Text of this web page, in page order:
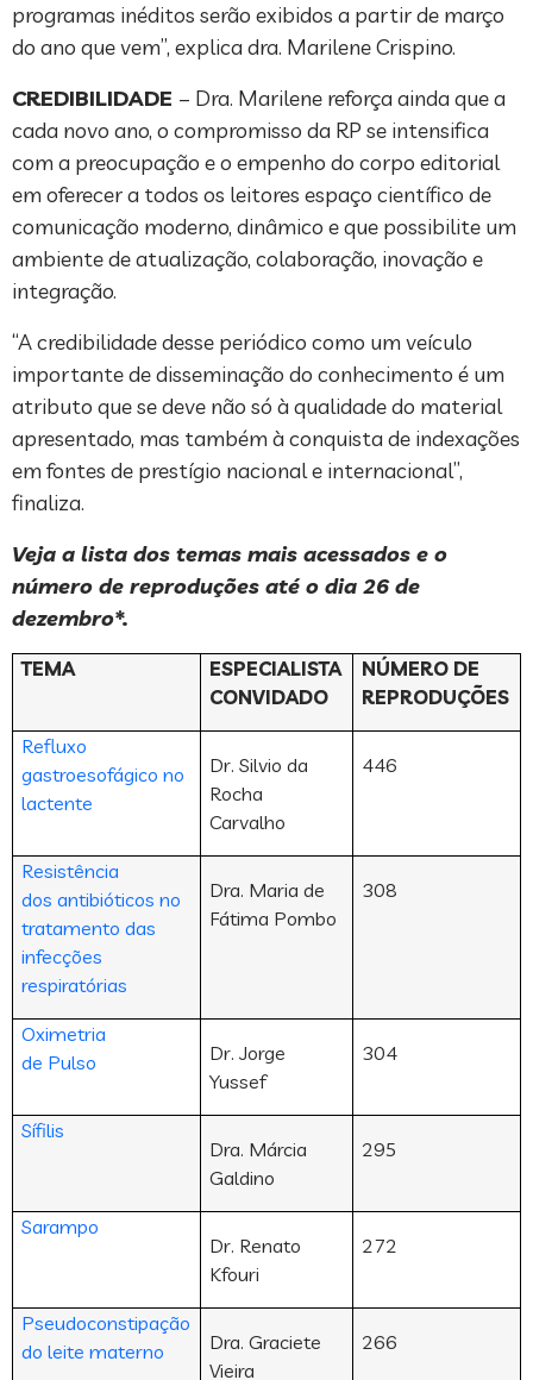
programas inéditos serão exibidos a partir de março
do ano que vem”, explica dra. Marilene Crispino.
CREDIBILIDADE – Dra. Marilene reforça ainda que a
cada novo ano, o compromisso da RP se intensifica
com a preocupação e o empenho do corpo editorial
em oferecer a todos os leitores espaço científico de
comunicação moderno, dinâmico e que possibilite um
ambiente de atualização, colaboração, inovação e
integração.
“A credibilidade desse periódico como um veículo
importante de disseminação do conhecimento é um
atributo que se deve não só à qualidade do material
apresentado, mas também à conquista de indexações
em fontes de prestígio nacional e internacional”,
finaliza.
Veja a lista dos temas mais acessados e o
número de reproduções até o dia 26 de
dezembro*.
TEMA
ESPECIALISTA
CONVIDADO
NÚMERO DE
REPRODUÇÕES
Refluxo
gastroesofágico no
lactente
Dr. Silvio da
Rocha
Carvalho
446
Resistência
dos antibióticos no
tratamento das
infecções
respiratórias
Dra. Maria de
Fátima Pombo
308
Oximetria
de Pulso
Dr. Jorge
Yussef
304
Sífilis
Dra. Márcia
Galdino
295
Sarampo
Dr. Renato
Kfouri
272
Pseudoconstipação
do leite materno
Dra. Graciete
Vieira
266